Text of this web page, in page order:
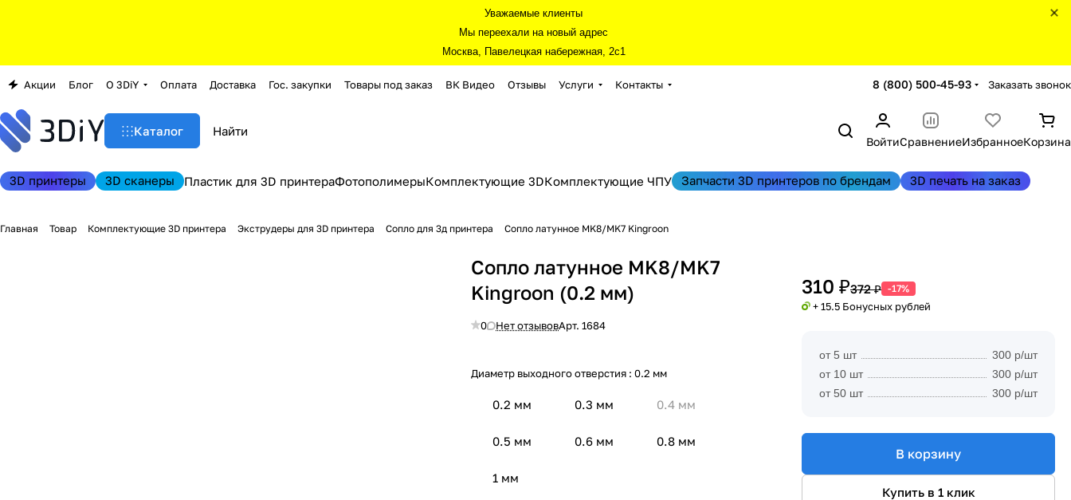
Уважаемые клиенты
Мы переехали на новый адрес
Москва, Павелецкая набережная, 2с1
Акции Блог О 3DiY Оплата Доставка Гос. закупки Товары под заказ ВК Видео Отзывы Услуги Контакты 8 (800) 500-45-93 Заказать звонок
Каталог
ВойтиСравнениеИзбранноеКорзина
3D принтеры 3D сканеры Пластик для 3D принтераФотополимерыКомплектующие 3DКомплектующие ЧПУ Запчасти 3D принтеров по брендам 3D печать на заказ
Главная Товар Комплектующие 3D принтера Экструдеры для 3D принтера Сопло для 3д принтера Сопло латунное MK8/MK7 Kingroon
Сопло латунное MK8/MK7
Kingroon (0.2 мм)
0 Нет отзывовАрт.1684
Диаметр выходного отверстия :0.2 мм
0.2 мм 0.3 мм 0.4 мм
0.5 мм 0.6 мм 0.8 мм
1 мм
310 ₽372 ₽ -17%
+ 15.5 Бонусных рублей
от 5 шт
300 р/шт
от 10 шт
300 р/шт
от 50 шт
300 р/шт
В корзину
Купить в 1 клик